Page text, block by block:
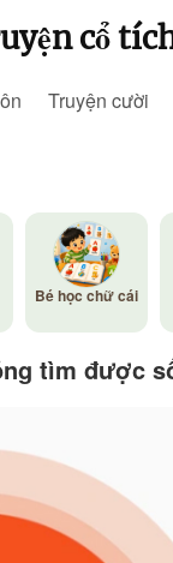
cổ
Truyện cười
Bé học chữ cái
tìm được